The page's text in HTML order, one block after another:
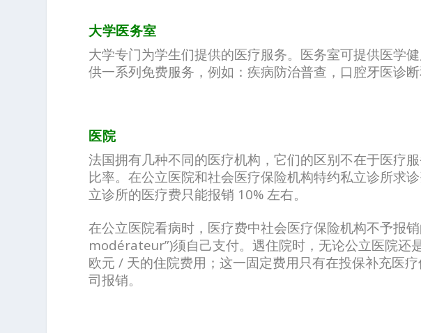
大学医务室
大学专门为学生们提供的医疗服务。医务室可提供医学
供一系列免费服务，例如：疾病防治普查，口腔牙医诊断
医院
法国拥有几种不同的医疗机构，它们的区别不在于医疗
比率。在公立医院和社会医疗保险机构特约私立诊所求
立诊所的医疗费只能报销 10% 左右。
在公立医院看病时，医疗费中社会医疗保险机构不予报
modérateur”)须自己支付。遇住院时，无论公立医院还
欧元 / 天的住院费用；这一固定费用只有在投保补充医
司报销。